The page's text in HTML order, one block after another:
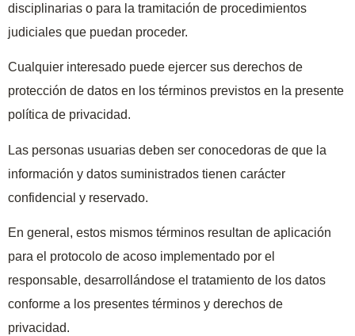
disciplinarias o para la tramitación de procedimientos
judiciales que puedan proceder.
Cualquier interesado puede ejercer sus derechos de
protección de datos en los términos previstos en la presente
política de privacidad.
Las personas usuarias deben ser conocedoras de que la
información y datos suministrados tienen carácter
confidencial y reservado.
En general, estos mismos términos resultan de aplicación
para el protocolo de acoso implementado por el
responsable, desarrollándose el tratamiento de los datos
conforme a los presentes términos y derechos de
privacidad.